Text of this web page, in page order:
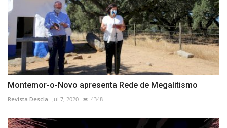
Montemor-o-Novo apresenta Rede de Megalitismo
Revista Descla Jul 7, 2020 4348